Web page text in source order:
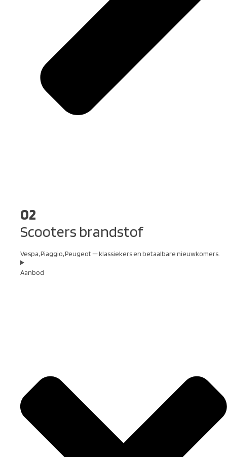
02
Scooters brandstof
Vespa, Piaggio, Peugeot — klassiekers en betaalbare nieuwkomers.
Aanbod